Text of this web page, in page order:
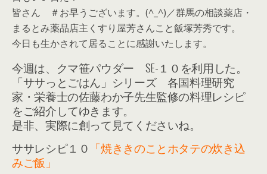
皆さん ＃お早うございます。(^_^)／群馬の相談薬店・
まるとみ薬品店主くすり屋芳さんこと飯塚芳秀です。
今日も生かされて居ることに感謝いたします。
今週は、クマ笹パウダー SE-１０を利用した。
「ササっとごはん」シリーズ 各国料理研究
家・栄養士の佐藤わか子先生監修の料理レシピ
をご紹介してゆきます。
是非、実際に創って見てくださいね。
ササレシピ１０ 「焼ききのことホタテの炊き込
みご飯」